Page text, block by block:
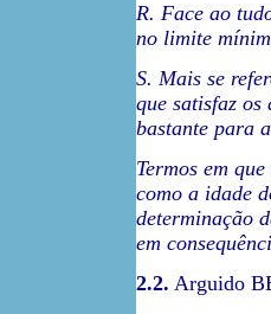
R. Face ao
no limite
S. Mais se
que satisfaz
bastante para
Termos em
como a idade
determinação
em
2.2. Arguido